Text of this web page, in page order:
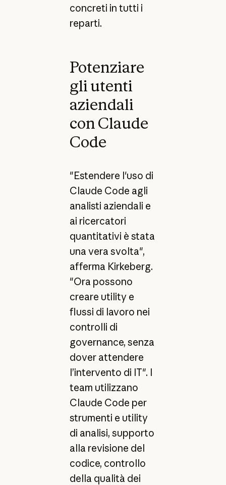
concreti in tutti i
reparti.
Potenziare
gli utenti
aziendali
con Claude
Code
"Estendere l'uso di
Claude Code agli
analisti aziendali e
ai ricercatori
quantitativi è stata
una vera svolta",
afferma Kirkeberg.
"Ora possono
creare utility e
flussi di lavoro nei
controlli di
governance, senza
dover attendere
l’intervento di IT". I
team utilizzano
Claude Code per
strumenti e utility
di analisi, supporto
alla revisione del
codice, controllo
della qualità dei